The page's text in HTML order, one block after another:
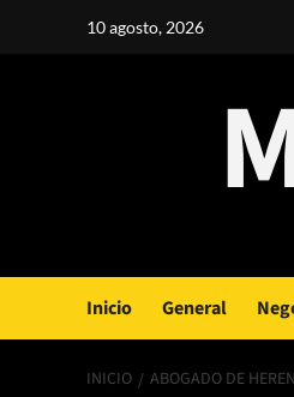
10 agosto, 2026
Inicio General
INICIO ABOGADO DE